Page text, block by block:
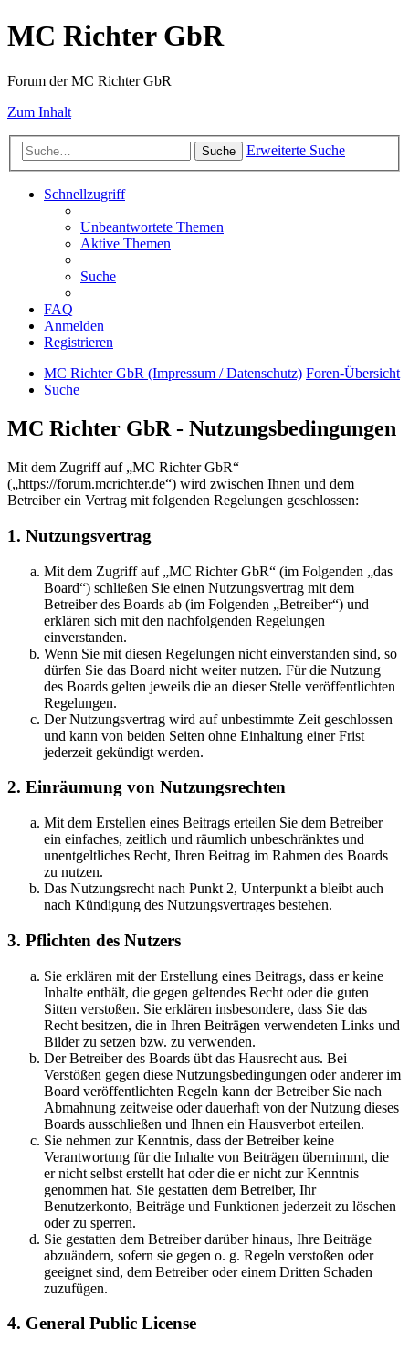
MC Richter GbR
Forum der MC Richter GbR
Zum Inhalt
Suche Erweiterte Suche
Schnellzugriff
Unbeantwortete Themen
Aktive Themen
Suche
FAQ
Anmelden
Registrieren
MC Richter GbR (Impressum / Datenschutz) Foren-Übersicht
Suche
MC Richter GbR - Nutzungsbedingungen
Mit dem Zugriff auf „MC Richter GbR“
(„https://forum.mcrichter.de“) wird zwischen Ihnen und dem
Betreiber ein Vertrag mit folgenden Regelungen geschlossen:
1. Nutzungsvertrag
Mit dem Zugriff auf „MC Richter GbR“ (im Folgenden „das
Board“) schließen Sie einen Nutzungsvertrag mit dem
Betreiber des Boards ab (im Folgenden „Betreiber“) und
erklären sich mit den nachfolgenden Regelungen
einverstanden.
Wenn Sie mit diesen Regelungen nicht einverstanden sind, so
dürfen Sie das Board nicht weiter nutzen. Für die Nutzung
des Boards gelten jeweils die an dieser Stelle veröffentlichten
Regelungen.
Der Nutzungsvertrag wird auf unbestimmte Zeit geschlossen
und kann von beiden Seiten ohne Einhaltung einer Frist
jederzeit gekündigt werden.
2. Einräumung von Nutzungsrechten
Mit dem Erstellen eines Beitrags erteilen Sie dem Betreiber
ein einfaches, zeitlich und räumlich unbeschränktes und
unentgeltliches Recht, Ihren Beitrag im Rahmen des Boards
zu nutzen.
Das Nutzungsrecht nach Punkt 2, Unterpunkt a bleibt auch
nach Kündigung des Nutzungsvertrages bestehen.
3. Pflichten des Nutzers
Sie erklären mit der Erstellung eines Beitrags, dass er keine
Inhalte enthält, die gegen geltendes Recht oder die guten
Sitten verstoßen. Sie erklären insbesondere, dass Sie das
Recht besitzen, die in Ihren Beiträgen verwendeten Links und
Bilder zu setzen bzw. zu verwenden.
Der Betreiber des Boards übt das Hausrecht aus. Bei
Verstößen gegen diese Nutzungsbedingungen oder anderer im
Board veröffentlichten Regeln kann der Betreiber Sie nach
Abmahnung zeitweise oder dauerhaft von der Nutzung dieses
Boards ausschließen und Ihnen ein Hausverbot erteilen.
Sie nehmen zur Kenntnis, dass der Betreiber keine
Verantwortung für die Inhalte von Beiträgen übernimmt, die
er nicht selbst erstellt hat oder die er nicht zur Kenntnis
genommen hat. Sie gestatten dem Betreiber, Ihr
Benutzerkonto, Beiträge und Funktionen jederzeit zu löschen
oder zu sperren.
Sie gestatten dem Betreiber darüber hinaus, Ihre Beiträge
abzuändern, sofern sie gegen o. g. Regeln verstoßen oder
geeignet sind, dem Betreiber oder einem Dritten Schaden
zuzufügen.
4. General Public License